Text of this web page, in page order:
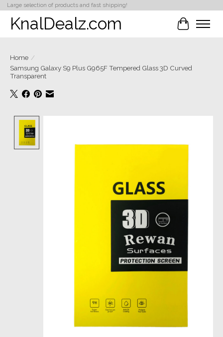
Large selection of products and fast shipping!
KnalDealz.com
Home /
Samsung Galaxy S9 Plus G965F Tempered Glass 3D Curved
Transparent